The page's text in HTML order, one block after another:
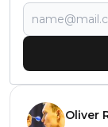
Oliver